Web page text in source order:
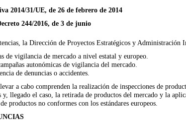
2014/31/UE, de 26 de febrero de 2014
244/2016, de 3 de junio
la Dirección de Proyectos Estratégicos y Administración
de vigilancia de mercado a nivel estatal y europeo.
autonómicas de vigilancia del mercado.
de denuncias o accidentes.
a cabo comprenden la realización de inspecciones de
y, llegado el caso, la retirada de productos del mercado y la
productos no conformes con los estándares europeos.